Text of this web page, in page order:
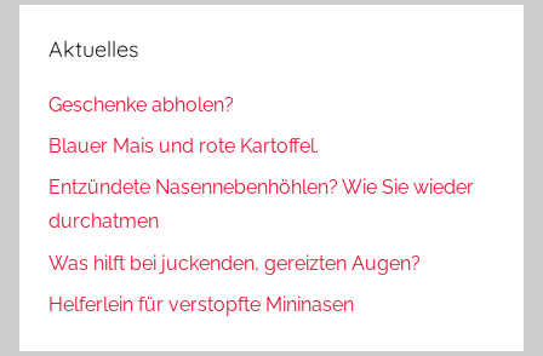
Aktuelles
Geschenke abholen?
Blauer Mais und rote Kartoffel.
Entzündete Nasennebenhöhlen? Wie Sie wieder
durchatmen
Was hilft bei juckenden, gereizten Augen?
Helferlein für verstopfte Mininasen